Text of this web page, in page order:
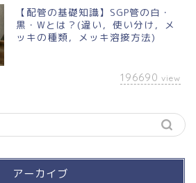
【配管の基礎知識】SGP管の白・
黒・Wとは？(違い，使い分け，メ
ッキの種類，メッキ溶接方法)
196690 view
アーカイブ